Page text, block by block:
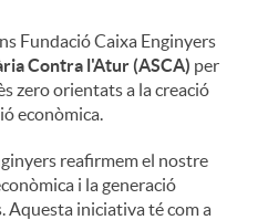
Fundació Caixa Enginyers
Contra l'Atur (ASCA) per
zero orientats a la creació
econòmica.
reafirmem el nostre
i la generació
Aquesta iniciativa té com a